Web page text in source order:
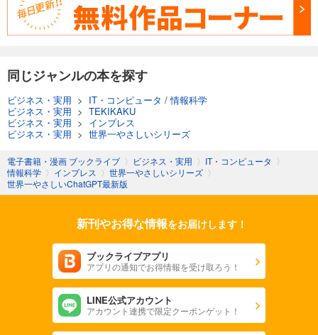
同じジャンルの本を探す
ビジネス・実用 > IT・コンピュータ /情報科学
ビジネス・実用 > TEKIKAKU
ビジネス・実用 > インプレス
ビジネス・実用 > 世界一やさしいシリーズ
電子書籍・漫画 ブックライブ 〉 ビジネス・実用 〉 IT・コンピュータ 〉
情報科学 〉 インプレス 〉 世界一やさしいシリーズ 〉
世界一やさしいChatGPT最新版
新刊やお得な情報をお届けします！
ブックライブアプリ
アプリの通知でお得情報を受け取ろう！
LINE公式アカウント
アカウント連携で限定クーポンゲット！